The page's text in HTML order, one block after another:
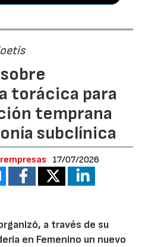
torácica para
temprana
subclínica
17/07/2026
a través de su
en Femenino un nuevo